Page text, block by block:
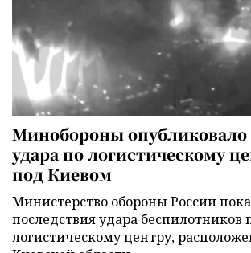
Минобороны опубликовало
удара по логистическому
под Киевом
Министерство обороны России
последствия удара беспилотников
логистическому центру,